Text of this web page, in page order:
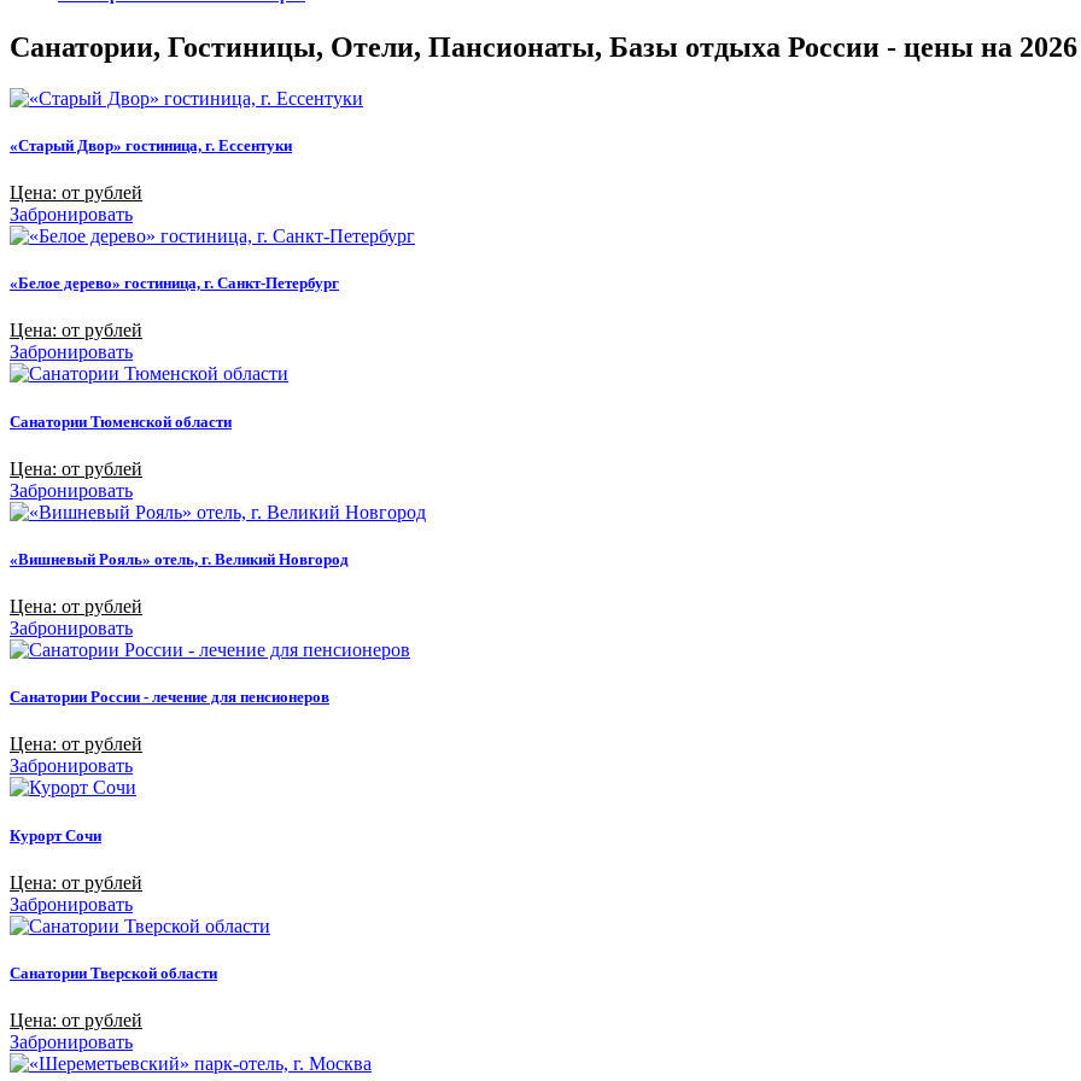
Санатории, Гостиницы, Отели, Пансионаты, Базы отдыха России - цены на 2026
«Старый Двор» гостиница, г. Ессентуки
Цена: от рублей
Забронировать
«Белое дерево» гостиница, г. Санкт-Петербург
Цена: от рублей
Забронировать
Санатории Тюменской области
Цена: от рублей
Забронировать
«Вишневый Рояль» отель, г. Великий Новгород
Цена: от рублей
Забронировать
Санатории России - лечение для пенсионеров
Цена: от рублей
Забронировать
Курорт Сочи
Цена: от рублей
Забронировать
Санатории Тверской области
Цена: от рублей
Забронировать